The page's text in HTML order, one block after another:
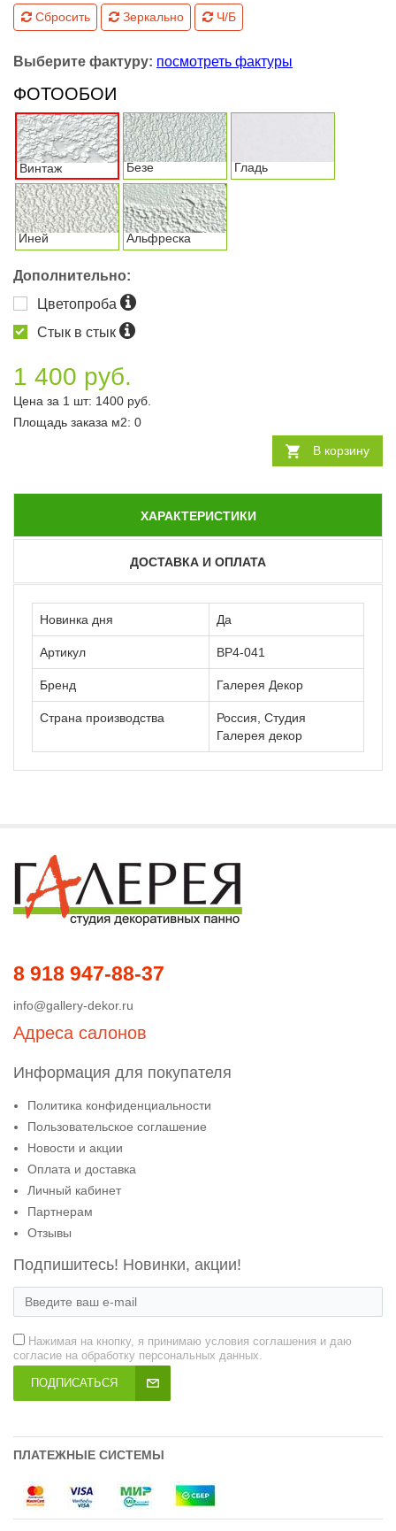
Сбросить Зеркально Ч/Б
Выберите фактуру: посмотреть фактуры
ФОТООБОИ
Винтаж Безе Гладь
Иней Альфреска
Дополнительно:
Цветопроба
Стык в стык
1 400 руб.
Цена за 1 шт: 1400 руб.
Площадь заказа м2: 0
В корзину
ХАРАКТЕРИСТИКИ
ДОСТАВКА И ОПЛАТА
Новинка дня Да
Артикул ВР4-041
Бренд Галерея Декор
Страна производства
Россия, Студия
Галерея декор
8 918 947-88-37
info@gallery-dekor.ru
Адреса салонов
Информация для покупателя
Политика конфиденциальности
Пользовательское соглашение
Новости и акции
Оплата и доставка
Личный кабинет
Партнерам
Отзывы
Подпишитесь! Новинки, акции!
Нажимая на кнопку, я принимаю условия соглашения и даю
согласие на обработку персональных данных.
ПОДПИСАТЬСЯ
ПЛАТЕЖНЫЕ СИСТЕМЫ